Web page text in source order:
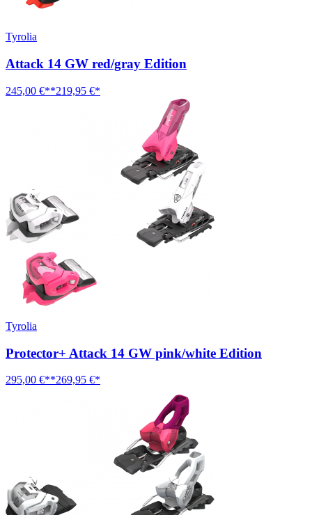
Tyrolia
Attack 14 GW red/gray Edition
245,00 €**219,95 €*
Tyrolia
Protector+ Attack 14 GW pink/white Edition
295,00 €**269,95 €*